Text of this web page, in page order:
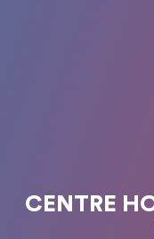
CENTRE